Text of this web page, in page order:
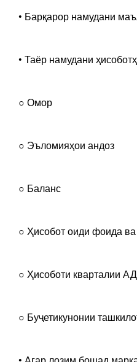
• Барқарор намудани
• Таёр намудани
○ Омор
○ Эъломияҳои андоз
○ Баланс
○ Ҳисобот оиди фоида
○ Ҳисоботи кварталии
○ Буҷетикунонии